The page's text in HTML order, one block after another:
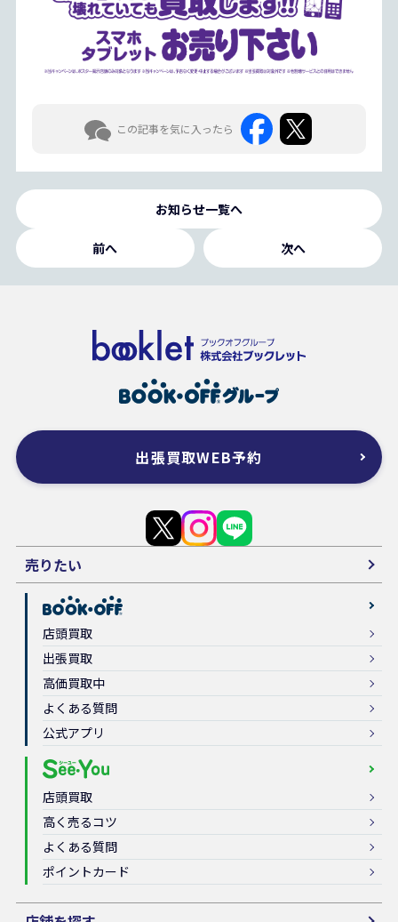
この記事を気に入ったら
お知らせ一覧へ
前へ 次へ
出張買取WEB予約
売りたい
店頭買取
出張買取
高価買取中
よくある質問
公式アプリ
店頭買取
高く売るコツ
よくある質問
ポイントカード